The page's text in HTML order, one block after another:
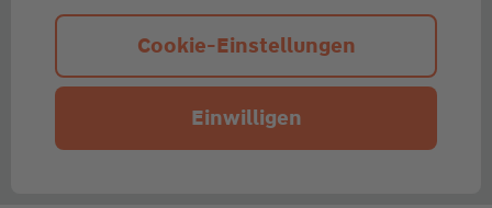
Cookie-Einstellungen
Einwilligen